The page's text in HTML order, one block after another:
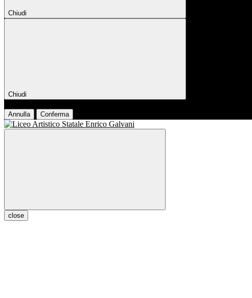
Chiudi
Chiudi
Annulla Conferma
close